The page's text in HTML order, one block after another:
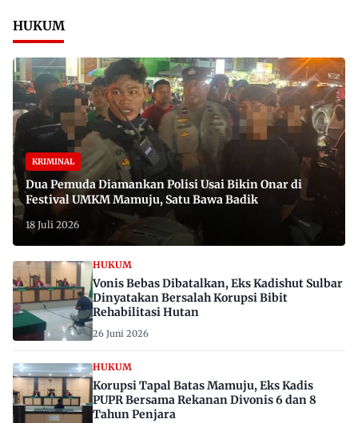
HUKUM
KRIMINAL
Dua Pemuda Diamankan Polisi Usai Bikin Onar di
Festival UMKM Mamuju, Satu Bawa Badik
18 Juli 2026
HUKUM
Vonis Bebas Dibatalkan, Eks Kadishut Sulbar
Dinyatakan Bersalah Korupsi Bibit
Rehabilitasi Hutan
26 Juni 2026
HUKUM
Korupsi Tapal Batas Mamuju, Eks Kadis
PUPR Bersama Rekanan Divonis 6 dan 8
Tahun Penjara